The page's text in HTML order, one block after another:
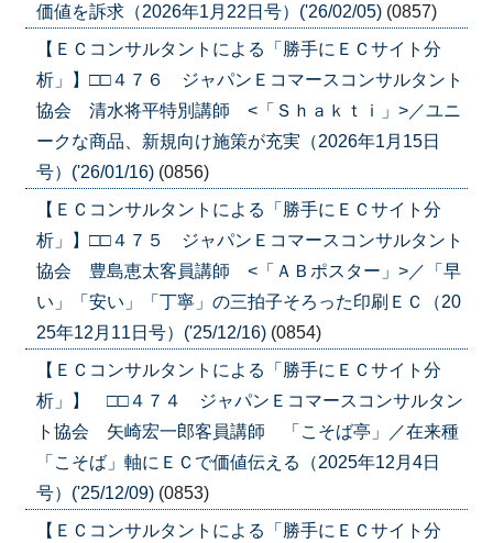
価値を訴求（2026年1月22日号）('26/02/05) (0857)
【ＥＣコンサルタントによる「勝手にＥＣサイト分
析」】□□４７６ ジャパンＥコマースコンサルタント
協会 清水将平特別講師 <「Ｓｈａｋｔｉ」>／ユニ
ークな商品、新規向け施策が充実（2026年1月15日
号）('26/01/16) (0856)
【ＥＣコンサルタントによる「勝手にＥＣサイト分
析」】□□４７５ ジャパンＥコマースコンサルタント
協会 豊島恵太客員講師 <「ＡＢポスター」>／「早
い」「安い」「丁寧」の三拍子そろった印刷ＥＣ（20
25年12月11日号）('25/12/16) (0854)
【ＥＣコンサルタントによる「勝手にＥＣサイト分
析」】 □□４７４ ジャパンＥコマースコンサルタン
ト協会 矢崎宏一郎客員講師 「こそば亭」／在来種
「こそば」軸にＥＣで価値伝える（2025年12月4日
号）('25/12/09) (0853)
【ＥＣコンサルタントによる「勝手にＥＣサイト分